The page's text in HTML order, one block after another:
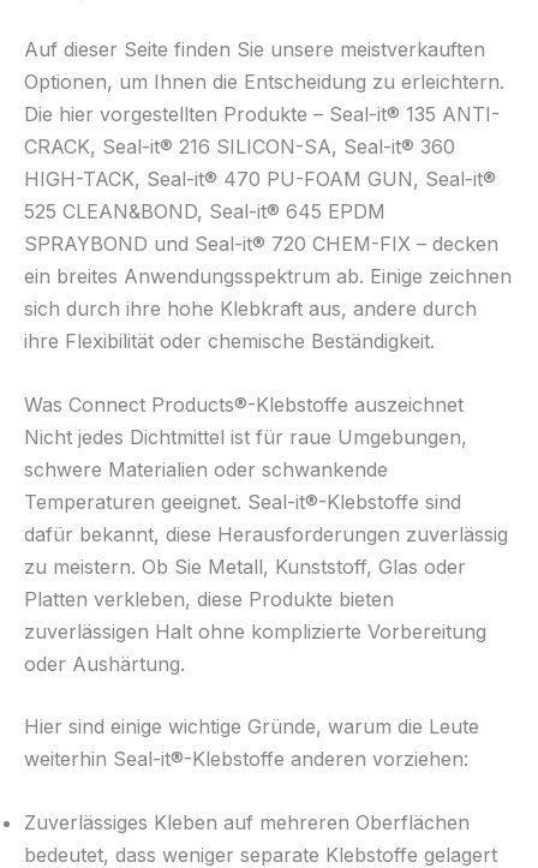
Auf dieser Seite finden Sie unsere meistverkauften
Optionen, um Ihnen die Entscheidung zu erleichtern.
Die hier vorgestellten Produkte – Seal-it® 135 ANTI-
CRACK, Seal-it® 216 SILICON-SA, Seal-it® 360
HIGH-TACK, Seal-it® 470 PU-FOAM GUN, Seal-it®
525 CLEAN&BOND, Seal-it® 645 EPDM
SPRAYBOND und Seal-it® 720 CHEM-FIX – decken
ein breites Anwendungsspektrum ab. Einige zeichnen
sich durch ihre hohe Klebkraft aus, andere durch
ihre Flexibilität oder chemische Beständigkeit.
Was Connect Products®-Klebstoffe auszeichnet
Nicht jedes Dichtmittel ist für raue Umgebungen,
schwere Materialien oder schwankende
Temperaturen geeignet. Seal-it®-Klebstoffe sind
dafür bekannt, diese Herausforderungen zuverlässig
zu meistern. Ob Sie Metall, Kunststoff, Glas oder
Platten verkleben, diese Produkte bieten
zuverlässigen Halt ohne komplizierte Vorbereitung
oder Aushärtung.
Hier sind einige wichtige Gründe, warum die Leute
weiterhin Seal-it®-Klebstoffe anderen vorziehen:
Zuverlässiges Kleben auf mehreren Oberflächen
bedeutet, dass weniger separate Klebstoffe gelagert